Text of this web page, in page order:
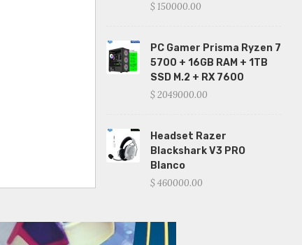
$ 150000.00
PC Gamer Prisma Ryzen 7
5700 + 16GB RAM + 1TB
SSD M.2 + RX 7600
$ 2049000.00
Headset Razer
Blackshark V3 PRO
Blanco
$ 460000.00